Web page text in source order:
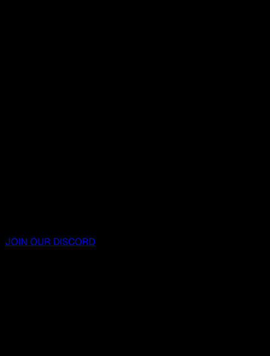
JOIN OUR DISCORD